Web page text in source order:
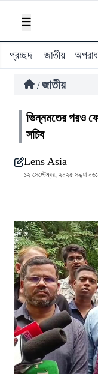
প্রচ্ছদ জাতীয় অপরাধ
/ জাতীয়
ভিন্নমতের পরও
সচিব
Lens Asia
১২ সেপ্টেম্বর, ২০২৫ সন্ধ্যা